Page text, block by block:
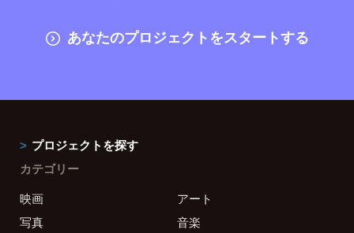
あなたのプロジェクトをスタートする
プロジェクトを探す
カテゴリー
映画
アート
写真
音楽